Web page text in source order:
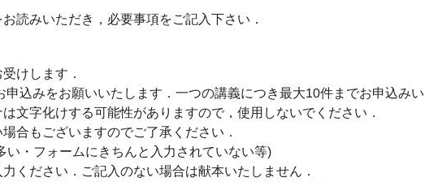
読みいただき，必要事項をご記入下さい．
けします．
込みをお願いいたします．一つの講義につき最大10件までお申込み
文字化けする可能性がありますので，使用しないでください．
合もございますのでご了承ください．
い・フォームにきちんと入力されていない等)
ください．ご記入のない場合は献本いたしません．